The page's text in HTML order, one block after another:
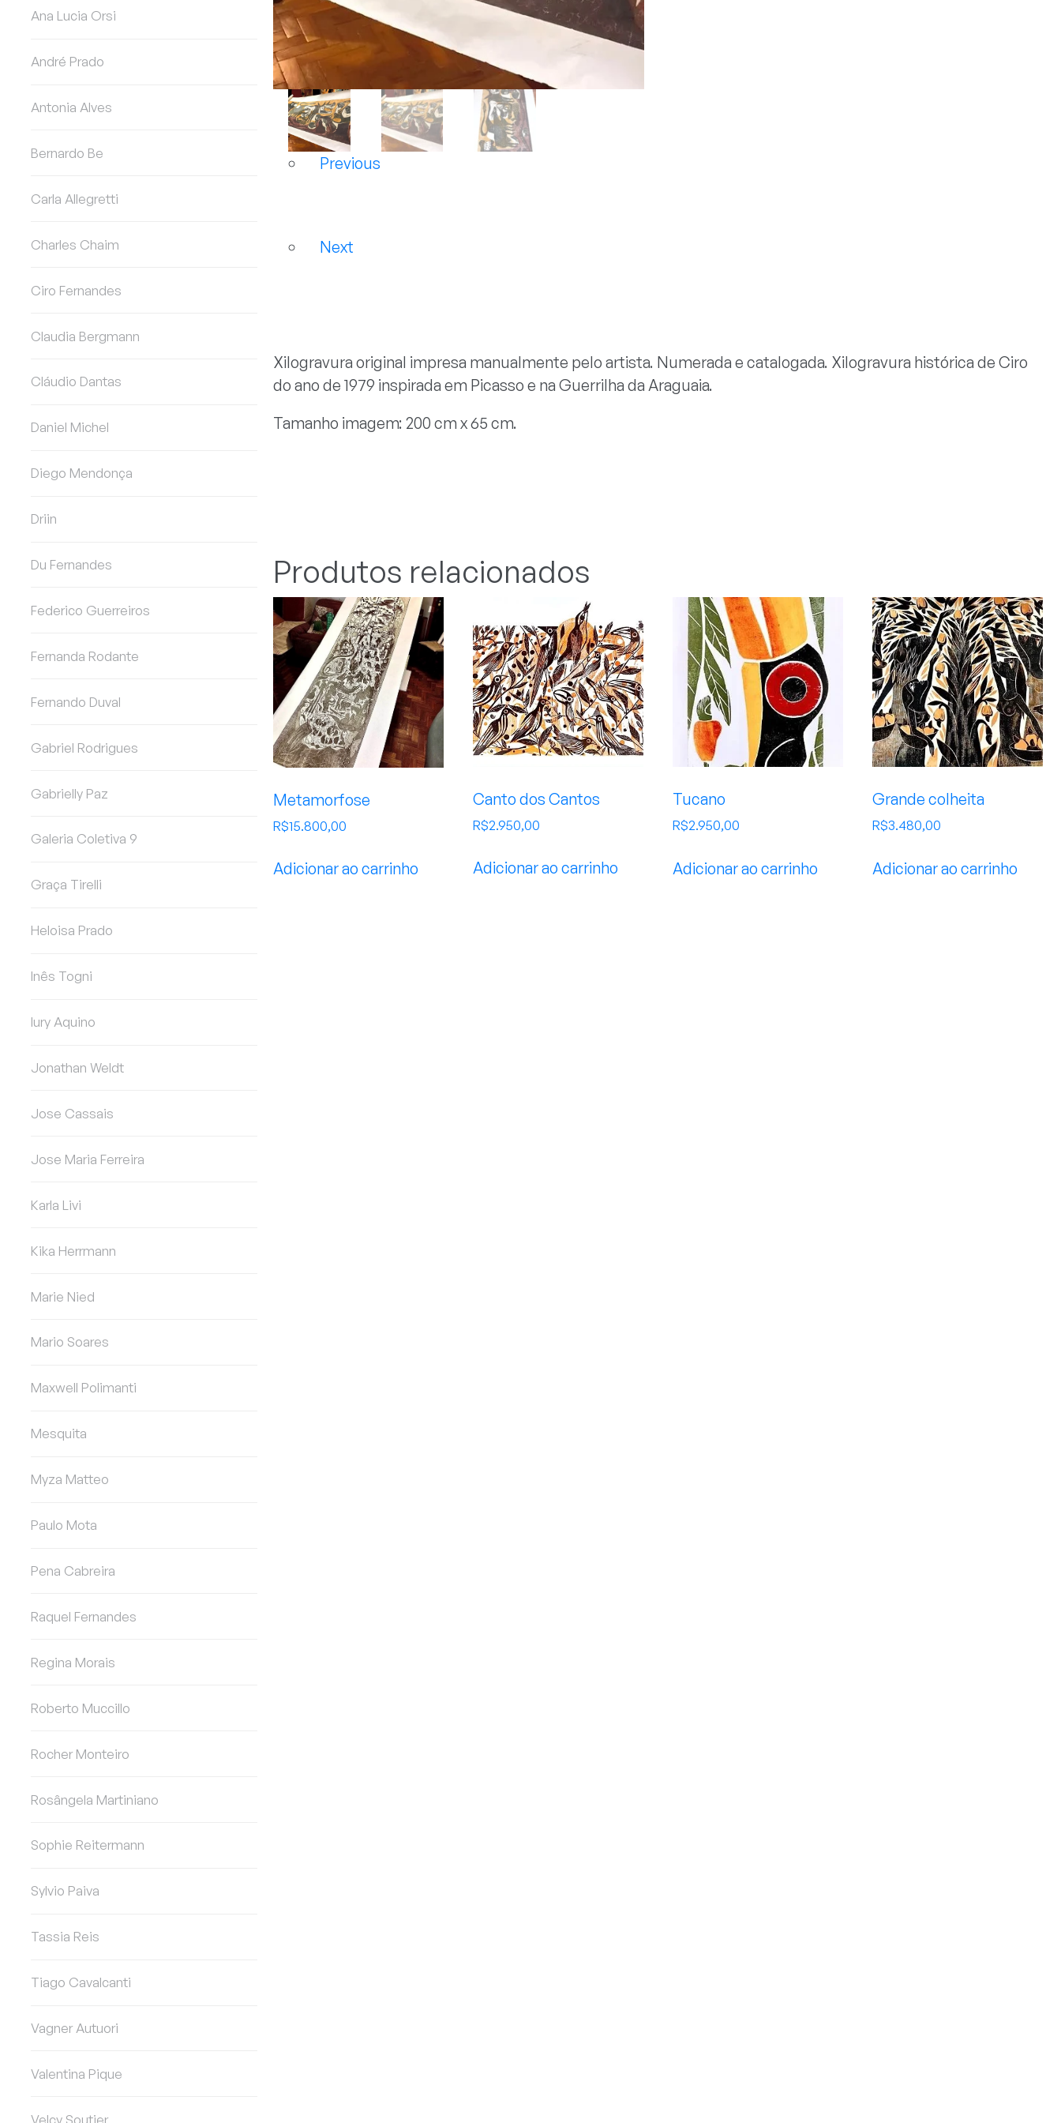
Ana Lucia Orsi
André Prado
Antonia Alves
Bernardo Be
Carla Allegretti
Charles Chaim
Ciro Fernandes
Claudia Bergmann
Cláudio Dantas
Daniel Michel
Diego Mendonça
Driin
Du Fernandes
Federico Guerreiros
Fernanda Rodante
Fernando Duval
Gabriel Rodrigues
Gabrielly Paz
Galeria Coletiva 9
Graça Tirelli
Heloisa Prado
Inês Togni
Iury Aquino
Jonathan Weldt
Jose Cassais
Jose Maria Ferreira
Karla Livi
Kika Herrmann
Marie Nied
Mario Soares
Maxwell Polimanti
Mesquita
Myza Matteo
Paulo Mota
Pena Cabreira
Raquel Fernandes
Regina Morais
Roberto Muccillo
Rocher Monteiro
Rosângela Martiniano
Sophie Reitermann
Sylvio Paiva
Tassia Reis
Tiago Cavalcanti
Vagner Autuori
Valentina Pique
Velcy Soutier
Previous
Next
Xilogravura original impresa manualmente pelo artista. Numerada e catalogada. Xilogravura histórica de Ciro
do ano de 1979 inspirada em Picasso e na Guerrilha da Araguaia.
Tamanho imagem: 200 cm x 65 cm.
Produtos relacionados
Metamorfose
R$15.800,00
Adicionar ao carrinho
Canto dos Cantos
R$2.950,00
Adicionar ao carrinho
Tucano
R$2.950,00
Adicionar ao carrinho
Grande colheita
R$3.480,00
Adicionar ao carrinho